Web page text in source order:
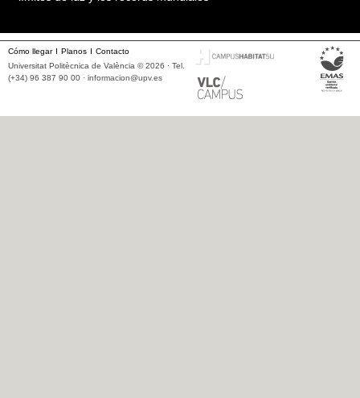
Cómo llegar Planos
Contacto
Universitat Politècnica de València © 2026 · Tel.
(+34) 96 387 90 00 · informacion@upv.es